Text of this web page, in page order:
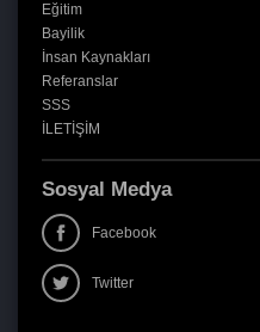
Eğitim
Bayilik
İnsan Kaynakları
Referanslar
SSS
İLETİŞİM
Sosyal Medya
Facebook
Twitter